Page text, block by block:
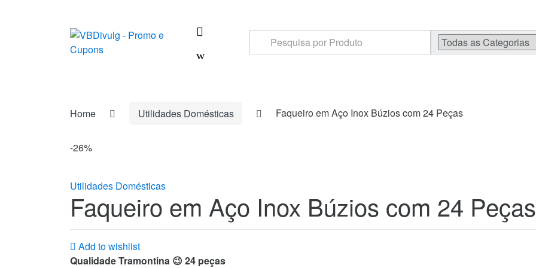
Search
for:
Home Utilidades Domésticas Faqueiro em Aço Inox Búzios com 24 Peças
-26%
Utilidades Domésticas
Faqueiro em Aço Inox Búzios com 24 Peças
Add to wishlist
Qualidade Tramontina 😉 24 peças